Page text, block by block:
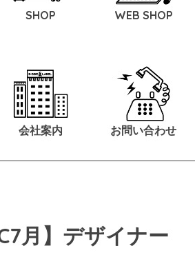
SHOP WEB SHOP
会社案内 お問い合わせ
月】デザイナー